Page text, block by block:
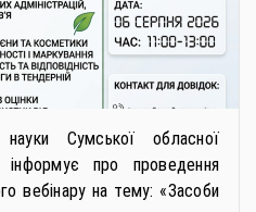
Сумської обласної
інформує про проведення
вебінару на тему: «Засоби